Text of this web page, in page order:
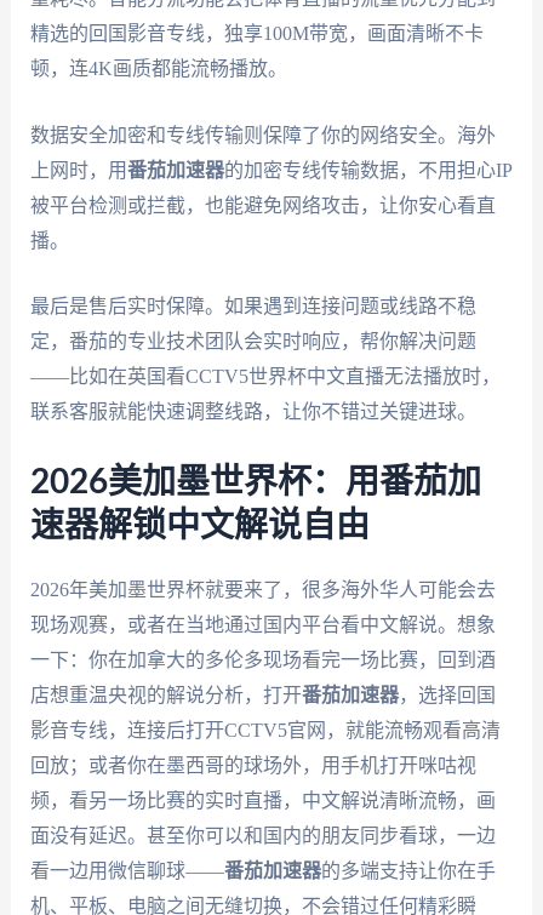
精选的回国影音专线，独享100M带宽，画面清晰不卡
顿，连4K画质都能流畅播放。
数据安全加密和专线传输则保障了你的网络安全。海外
上网时，用番茄加速器的加密专线传输数据，不用担心IP
被平台检测或拦截，也能避免网络攻击，让你安心看直
播。
最后是售后实时保障。如果遇到连接问题或线路不稳
定，番茄的专业技术团队会实时响应，帮你解决问题
——比如在英国看CCTV5世界杯中文直播无法播放时，
联系客服就能快速调整线路，让你不错过关键进球。
2026美加墨世界杯：用番茄加
速器解锁中文解说自由
2026年美加墨世界杯就要来了，很多海外华人可能会去
现场观赛，或者在当地通过国内平台看中文解说。想象
一下：你在加拿大的多伦多现场看完一场比赛，回到酒
店想重温央视的解说分析，打开番茄加速器，选择回国
影音专线，连接后打开CCTV5官网，就能流畅观看高清
回放；或者你在墨西哥的球场外，用手机打开咪咕视
频，看另一场比赛的实时直播，中文解说清晰流畅，画
面没有延迟。甚至你可以和国内的朋友同步看球，一边
看一边用微信聊球——番茄加速器的多端支持让你在手
机、平板、电脑之间无缝切换，不会错过任何精彩瞬